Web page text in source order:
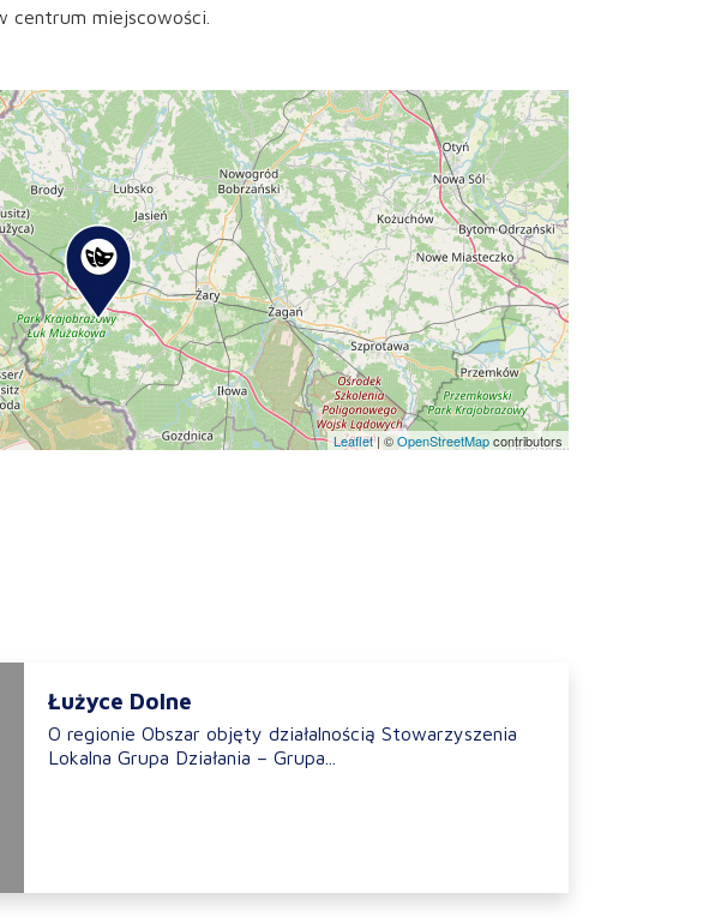
centrum miejscowości.
Leaflet | ©OpenStreetMapcontributors
Łużyce Dolne
O regionie Obszar objęty działalnością Stowarzyszenia
Lokalna Grupa Działania – Grupa...